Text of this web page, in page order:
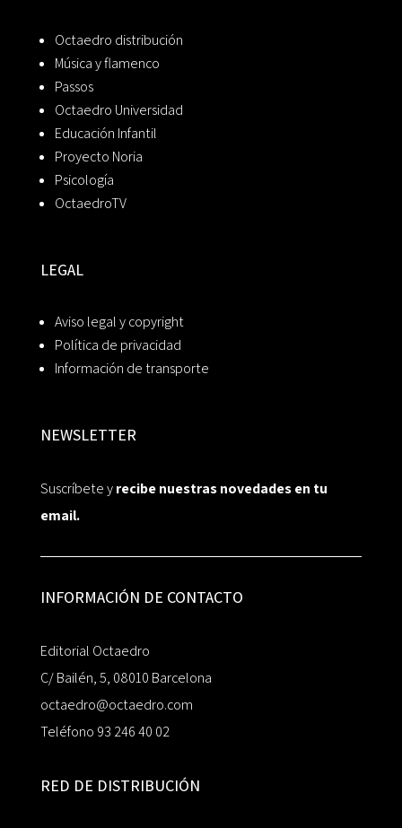
Octaedro distribución
Música y flamenco
Passos
Octaedro Universidad
Educación Infantil
Proyecto Noria
Psicología
OctaedroTV
LEGAL
Aviso legal y copyright
Política de privacidad
Información de transporte
NEWSLETTER
Suscríbete yrecibe nuestras novedades en tu
email.
INFORMACIÓN DE CONTACTO
Editorial Octaedro
C/ Bailén, 5, 08010 Barcelona
octaedro@octaedro.com
Teléfono 93 246 40 02
RED DE DISTRIBUCIÓN